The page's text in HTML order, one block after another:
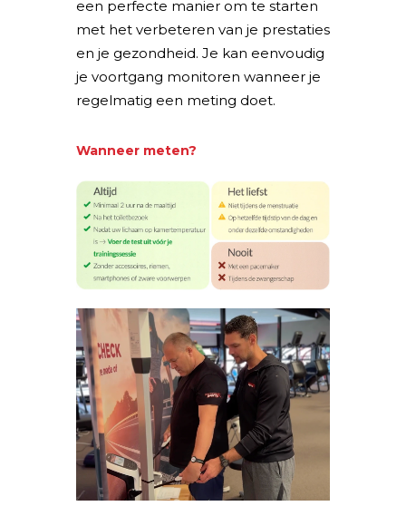
een perfecte manier om te starten
met het verbeteren van je prestaties
en je gezondheid. Je kan eenvoudig
je voortgang monitoren wanneer je
regelmatig een meting doet.
Wanneer meten?